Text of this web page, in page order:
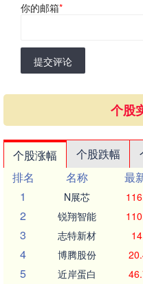
你的邮箱*
提交评论
个股
个股涨幅 个股跌幅
排名
名称 最
1
N展芯
2 锐翔智能
3 志特新材
4 博腾股份
5 近岸蛋白